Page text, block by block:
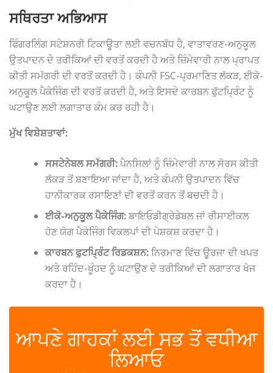
ਸਥਿਰਤਾ ਅਭਿਆਸ
ਫਿੰਗਰਲਿੰਗ ਸਟੇਸ਼ਨਰੀ ਟਿਕਾਊਤਾ ਲਈ ਵਚਨਬੱਧ ਹੈ, ਵਾਤਾਵਰਣ-ਅਨੁਕੂਲ
ਉਤਪਾਦਨ ਦੇ ਤਰੀਕਿਆਂ ਦੀ ਵਰਤੋਂ ਕਰਦੀ ਹੈ ਅਤੇ ਜ਼ਿੰਮੇਵਾਰੀ ਨਾਲ ਪ੍ਰਾਪਤ
ਕੀਤੀ ਸਮੱਗਰੀ ਦੀ ਵਰਤੋਂ ਕਰਦੀ ਹੈ। ਕੰਪਨੀ FSC-ਪ੍ਰਮਾਣਿਤ ਲੱਕੜ, ਈਕੋ-
ਅਨੁਕੂਲ ਪੈਕੇਜਿੰਗ ਦੀ ਵਰਤੋਂ ਕਰਦੀ ਹੈ, ਅਤੇ ਇਸਦੇ ਕਾਰਬਨ ਫੁੱਟਪ੍ਰਿੰਟ ਨੂੰ
ਘਟਾਉਣ ਲਈ ਲਗਾਤਾਰ ਕੰਮ ਕਰ ਰਹੀ ਹੈ।
ਮੁੱਖ ਵਿਸ਼ੇਸ਼ਤਾਵਾਂ:
ਸਸਟੇਨੇਬਲ ਸਮੱਗਰੀ:ਪੈਨਸਿਲਾਂ ਨੂੰ ਜ਼ਿੰਮੇਵਾਰੀ ਨਾਲ ਸੋਰਸ ਕੀਤੀ
ਲੱਕੜ ਤੋਂ ਬਣਾਇਆ ਜਾਂਦਾ ਹੈ, ਅਤੇ ਕੰਪਨੀ ਉਤਪਾਦਨ ਵਿੱਚ
ਹਾਨੀਕਾਰਕ ਰਸਾਇਣਾਂ ਦੀ ਵਰਤੋਂ ਕਰਨ ਤੋਂ ਬਚਦੀ ਹੈ।
ਈਕੋ-ਅਨੁਕੂਲ ਪੈਕੇਜਿੰਗ:ਬਾਇਓਡੀਗ੍ਰੇਡੇਬਲ ਜਾਂ ਰੀਸਾਈਕਲ
ਹੋਣ ਯੋਗ ਪੈਕੇਜਿੰਗ ਵਿਕਲਪਾਂ ਦੀ ਪੇਸ਼ਕਸ਼ ਕਰਦਾ ਹੈ।
ਕਾਰਬਨ ਫੁਟਪ੍ਰਿੰਟ ਰਿਡਕਸ਼ਨ:ਨਿਰਮਾਣ ਵਿੱਚ ਊਰਜਾ ਦੀ ਖਪਤ
ਅਤੇ ਰਹਿੰਦ-ਖੂੰਹਦ ਨੂੰ ਘਟਾਉਣ ਦੇ ਤਰੀਕਿਆਂ ਦੀ ਲਗਾਤਾਰ ਖੋਜ
ਕਰਦਾ ਹੈ।
ਆਪਣੇ ਗਾਹਕਾਂ ਲਈ ਸਭ ਤੋਂ ਵਧੀਆ
ਲਿਆਓ